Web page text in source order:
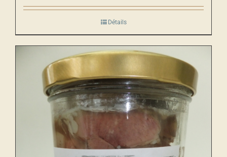
Détails